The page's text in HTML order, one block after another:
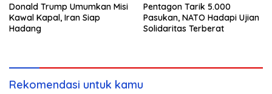
Donald Trump Umumkan Misi
Kawal Kapal, Iran Siap
Hadang
Pentagon Tarik 5.000
Pasukan, NATO Hadapi Ujian
Solidaritas Terberat
Rekomendasi untuk kamu